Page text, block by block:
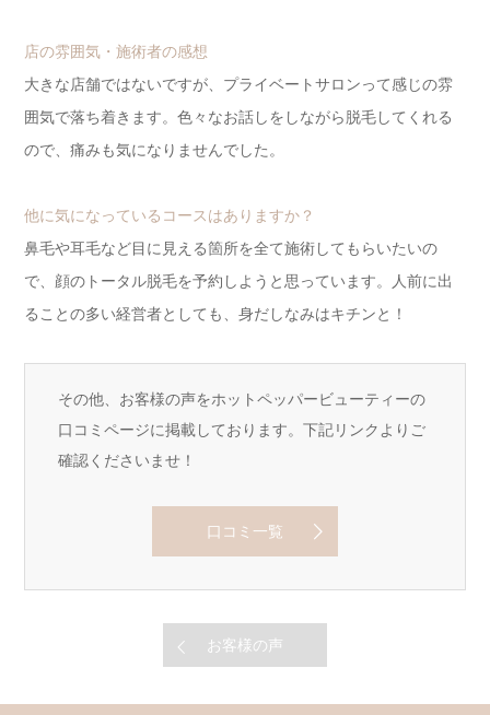
店の雰囲気・施術者の感想
大きな店舗ではないですが、プライベートサロンって感じの雰
囲気で落ち着きます。色々なお話しをしながら脱毛してくれる
ので、痛みも気になりませんでした。
他に気になっているコースはありますか？
鼻毛や耳毛など目に見える箇所を全て施術してもらいたいの
で、顔のトータル脱毛を予約しようと思っています。人前に出
ることの多い経営者としても、身だしなみはキチンと！
その他、お客様の声をホットペッパービューティーの
口コミページに掲載しております。下記リンクよりご
確認くださいませ！
口コミ一覧
お客様の声